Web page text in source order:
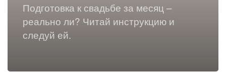
Подготовка к свадьбе за месяц –
реально ли? Читай инструкцию и
следуй ей.